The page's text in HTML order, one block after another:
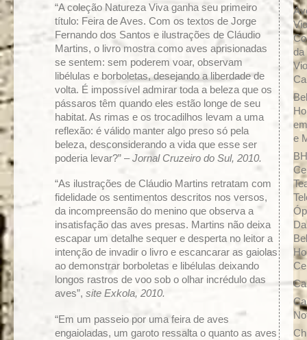
“A coleção Natureza Viva ganha seu primeiro
título: Feira de Aves. Com os textos de Jorge
Fernando dos Santos e ilustrações de Cláudio
Martins, o livro mostra como aves aprisionadas
se sentem: sem poderem voar, observam
libélulas e borboletas, desejando a liberdade de
volta. É impossível admirar toda a beleza que os
pássaros têm quando eles estão longe de seu
habitat. As rimas e os trocadilhos levam a uma
reflexão: é válido manter algo preso só pela
beleza, desconsiderando a vida que esse ser
poderia levar?” –Jornal Cruzeiro do Sul, 2010.
“As ilustrações de Cláudio Martins retratam com
fidelidade os sentimentos descritos nos versos,
da incompreensão do menino que observa a
insatisfação das aves presas. Martins não deixa
escapar um detalhe sequer e desperta no leitor a
intenção de invadir o livro e escancarar as gaiolas
ao demonstrar borboletas e libélulas deixando
longos rastros de voo sob o olhar incrédulo das
aves”, site Exkola, 2010.
“Em um passeio por uma feira de aves
engaioladas, um garoto ressalta o quanto as aves
da
e